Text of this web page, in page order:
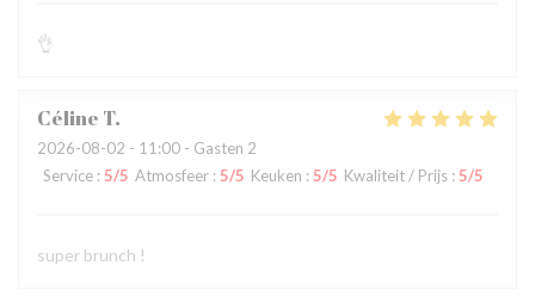
👌
Céline T
2026-08-02 - 11:00 - Gasten 2
Service : 5/5 Atmosfeer : 5/5 Keuken : 5/5 Kwaliteit / Prijs : 5/5
super brunch !